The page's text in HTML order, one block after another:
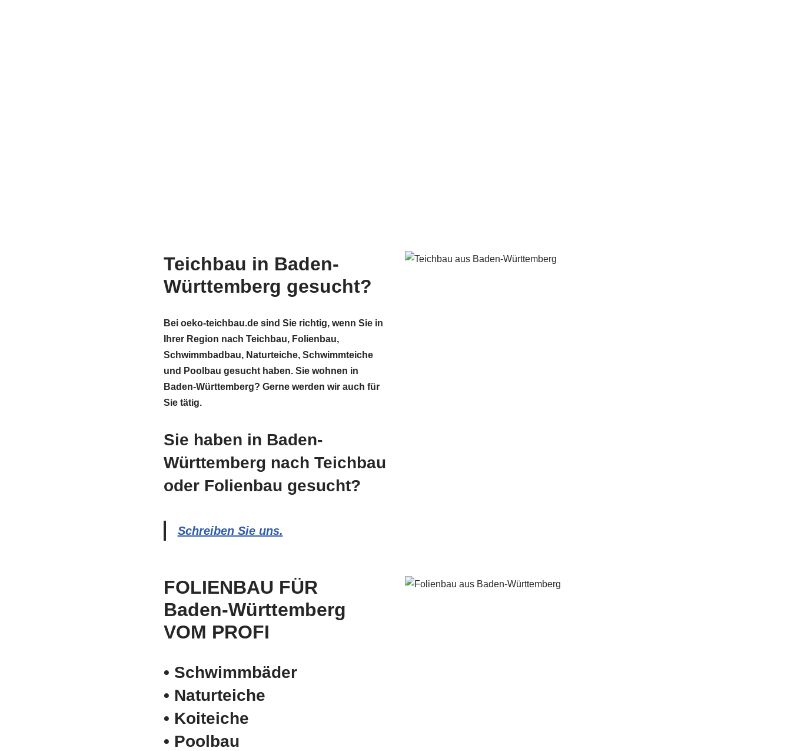
Teichbau in Baden-
Württemberg gesucht?
Bei oeko-teichbau.de sind Sie richtig, wenn Sie in
Ihrer Region nach Teichbau, Folienbau,
Schwimmbadbau, Naturteiche, Schwimmteiche
und Poolbau gesucht haben. Sie wohnen in
Baden-Württemberg? Gerne werden wir auch für
Sie tätig.
Sie haben in Baden-
Württemberg nach Teichbau
oder Folienbau gesucht?
Schreiben Sie uns.
FOLIENBAU FÜR
Baden-Württemberg
VOM PROFI
• Schwimm­bäder
• Naturteiche
• Koiteiche
• Poolbau